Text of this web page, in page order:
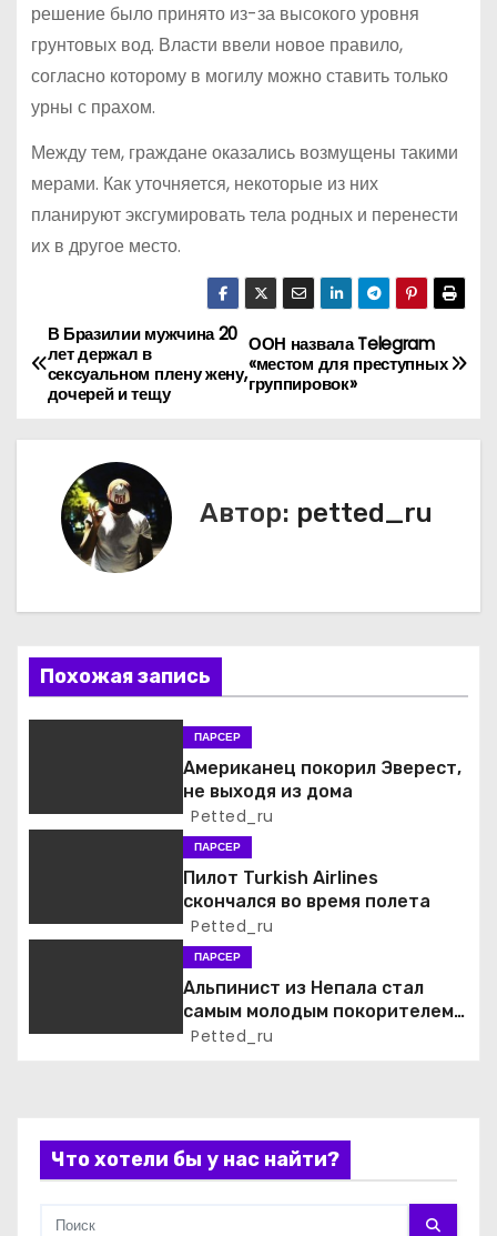
решение было принято из-за высокого уровня
грунтовых вод. Власти ввели новое правило,
согласно которому в могилу можно ставить только
урны с прахом.
Между тем, граждане оказались возмущены такими
мерами. Как уточняется, некоторые из них
планируют эксгумировать тела родных и перенести
их в другое место.
Н
а
в
ц
и
я
о
п
с
м
ООН назвала Telegram
«местом для преступных
группировок»
В Бразилии мужчина 20
лет держал в
сексуальном плену жену,
дочерей и тещу
Автор: petted_ru
Похожая запись
ПАРСЕР
Американец покорил Эверест,
не выходя из дома
Petted_ru
ПАРСЕР
Пилот Turkish Airlines
скончался во время полета
Petted_ru
ПАРСЕР
Альпинист из Непала стал
самым молодым покорителем
всех 14 высочайших вершин
Petted_ru
Что хотели бы у нас найти?